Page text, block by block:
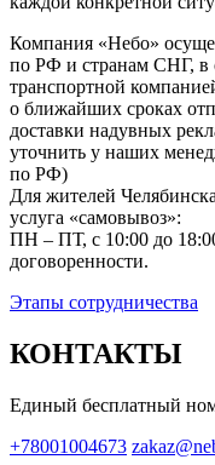
Компания «Небо»
по РФ и странам СНГ, в
транспортной
о ближайших сроках
доставки надувных
уточнить у наших
по РФ)
Для жителей
услуга «самовывоз»:
ПН – ПТ, с 10:00 до
договоренности.
Этапы сотрудничества
КОНТАКТЫ
Единый бесплатный
+78001004673